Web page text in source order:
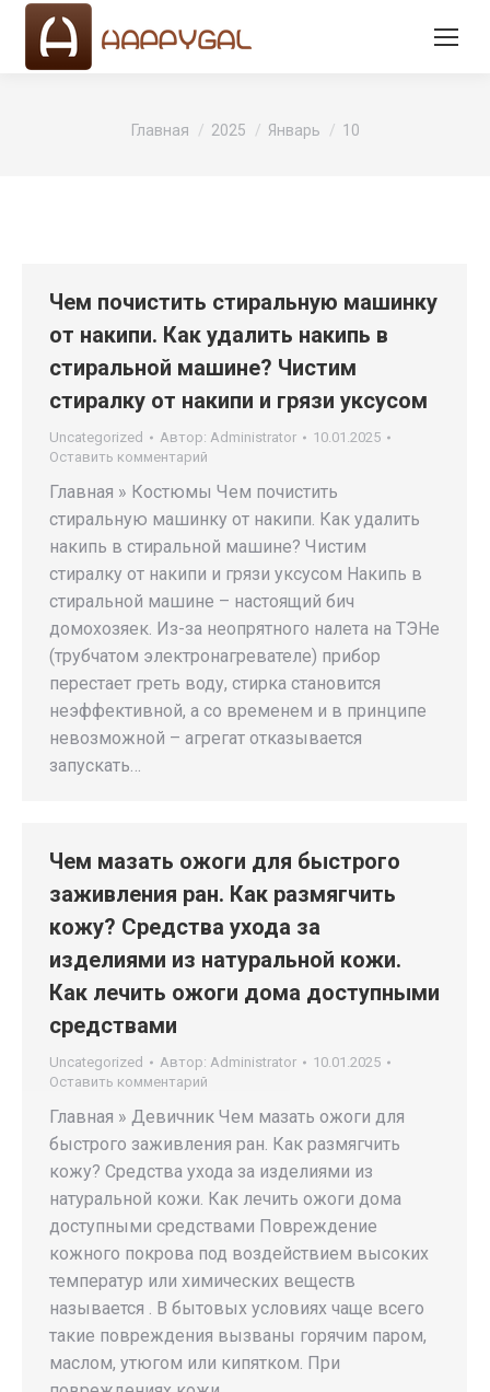
Вы здесь:
Главная 2025 Январь 10
Чем почистить стиральную машинку
от накипи. Как удалить накипь в
стиральной машине? Чистим
стиралку от накипи и грязи уксусом
Uncategorized Автор: Administrator
10.01.2025
Оставить комментарий
Главная » Костюмы Чем почистить
стиральную машинку от накипи. Как удалить
накипь в стиральной машине? Чистим
стиралку от накипи и грязи уксусом Накипь в
стиральной машине – настоящий бич
домохозяек. Из-за неопрятного налета на ТЭНе
(трубчатом электронагревателе) прибор
перестает греть воду, стирка становится
неэффективной, а со временем и в принципе
невозможной – агрегат отказывается
запускать…
Чем мазать ожоги для быстрого
заживления ран. Как размягчить
кожу? Средства ухода за
изделиями из натуральной кожи.
Как лечить ожоги дома доступными
средствами
Uncategorized Автор: Administrator
10.01.2025
Оставить комментарий
Главная » Девичник Чем мазать ожоги для
быстрого заживления ран. Как размягчить
кожу? Средства ухода за изделиями из
натуральной кожи. Как лечить ожоги дома
доступными средствами Повреждение
кожного покрова под воздействием высоких
температур или химических веществ
называется . В бытовых условиях чаще всего
такие повреждения вызваны горячим паром,
маслом, утюгом или кипятком. При